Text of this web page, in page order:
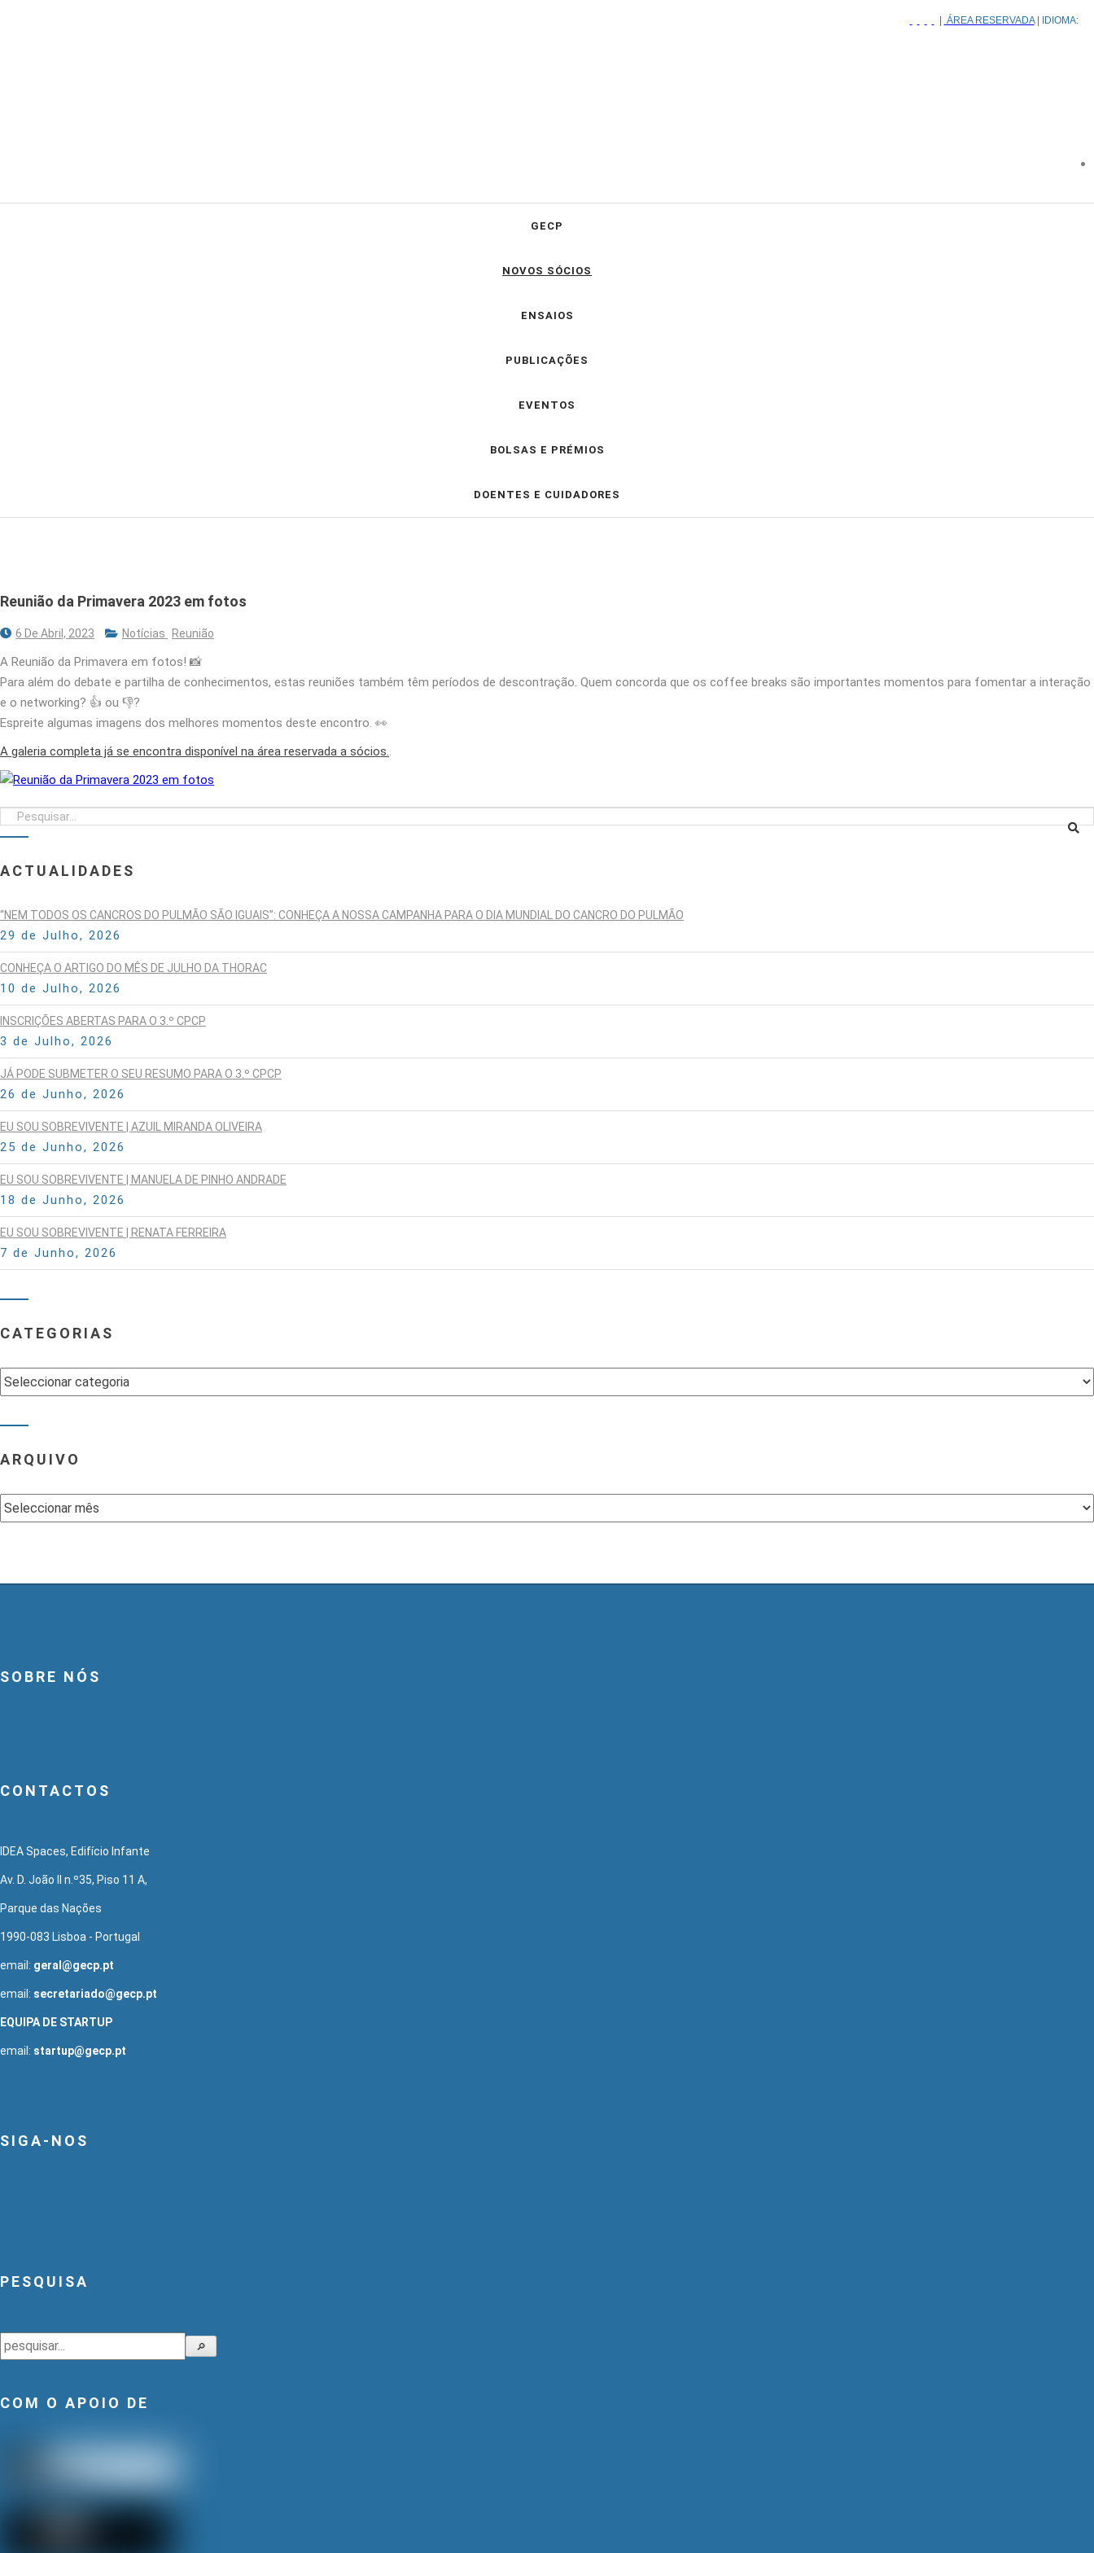
ÁREA RESERVADA| IDIOMA:
GECP
NOVOS SÓCIOS
ENSAIOS
PUBLICAÇÕES
EVENTOS
BOLSAS E PRÉMIOS
DOENTES E CUIDADORES
Reunião da Primavera 2023 em fotos
6 De Abril, 2023 Notícias Reunião
A Reunião da Primavera em fotos! 📸
Para além do debate e partilha de conhecimentos, estas reuniões também têm períodos de descontração. Quem concorda que os coffee breaks são importantes momentos para fomentar a interação
e o networking? 👍 ou 👎?
Espreite algumas imagens dos melhores momentos deste encontro. 👀
A galeria completa já se encontra disponível na área reservada a sócios..
ACTUALIDADES
“NEM TODOS OS CANCROS DO PULMÃO SÃO IGUAIS”: CONHEÇA A NOSSA CAMPANHA PARA O DIA MUNDIAL DO CANCRO DO PULMÃO
29 de Julho, 2026
CONHEÇA O ARTIGO DO MÊS DE JULHO DA THORAC
10 de Julho, 2026
INSCRIÇÕES ABERTAS PARA O 3.º CPCP
3 de Julho, 2026
JÁ PODE SUBMETER O SEU RESUMO PARA O 3.º CPCP
26 de Junho, 2026
EU SOU SOBREVIVENTE | AZUIL MIRANDA OLIVEIRA
25 de Junho, 2026
EU SOU SOBREVIVENTE | MANUELA DE PINHO ANDRADE
18 de Junho, 2026
EU SOU SOBREVIVENTE | RENATA FERREIRA
7 de Junho, 2026
CATEGORIAS
Categorias
ARQUIVO
Arquivo
SOBRE NÓS
CONTACTOS
IDEA Spaces, Edifício Infante
Av. D. João II n.º35, Piso 11 A,
Parque das Nações
1990-083 Lisboa - Portugal
email: geral@gecp.pt
email: secretariado@gecp.pt
EQUIPA DE STARTUP
email: startup@gecp.pt
SIGA-NOS
PESQUISA
Pesquisar 🔎
COM O APOIO DE